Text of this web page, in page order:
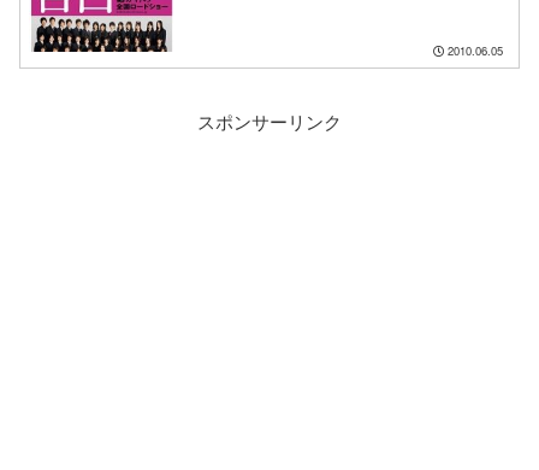
2010.06.05
スポンサーリンク